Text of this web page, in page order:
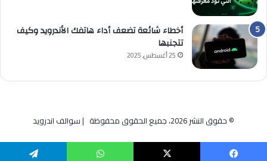
أخطاء شائعة تضعف أداء هاتفك الأندرويد وكيف
تتجنبها
25 أغسطس, 2025
© حقوق النشر 2026، جميع الحقوق محفوظة | سوالف اندرويد